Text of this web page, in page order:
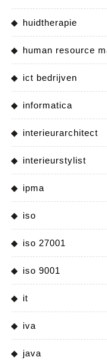
huidtherapie
human resource
ict bedrijven
informatica
interieurarchitect
interieurstylist
ipma
iso
iso 27001
iso 9001
it
iva
java